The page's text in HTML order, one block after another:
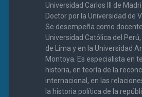
Universidad Carlos III de
Doctor por la Universidad de
Se desempeña como
Universidad Católica del
de Lima y en la Universidad
Montoya. Es especialista en
historia, en teoría de la
internacional, en las
la historia política de la